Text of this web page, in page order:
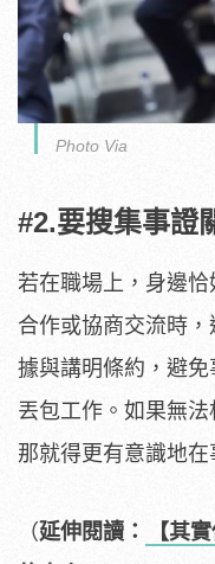
Photo Via
#2.要搜集事證
若在職場上，身邊
合作或協商交流時
據與講明條約，避
丟包工作。如果無法
那就得更有意識地在
（延伸閱讀：
【其